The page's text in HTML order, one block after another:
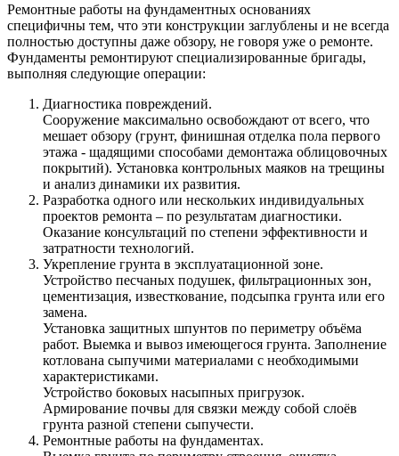
Ремонтные работы на фундаментных основаниях
специфичны тем, что эти конструкции заглублены и не всегда
полностью доступны даже обзору, не говоря уже о ремонте.
Фундаменты ремонтируют специализированные бригады,
выполняя следующие операции:
Диагностика повреждений.
Сооружение максимально освобождают от всего, что
мешает обзору (грунт, финишная отделка пола первого
этажа - щадящими способами демонтажа облицовочных
покрытий). Установка контрольных маяков на трещины
и анализ динамики их развития.
Разработка одного или нескольких индивидуальных
проектов ремонта – по результатам диагностики.
Оказание консультаций по степени эффективности и
затратности технологий.
Укрепление грунта в эксплуатационной зоне.
Устройство песчаных подушек, фильтрационных зон,
цементизация, известкование, подсыпка грунта или его
замена.
Установка защитных шпунтов по периметру объёма
работ. Выемка и вывоз имеющегося грунта. Заполнение
котлована сыпучими материалами с необходимыми
характеристиками.
Устройство боковых насыпных пригрузок.
Армирование почвы для связки между собой слоёв
грунта разной степени сыпучести.
Ремонтные работы на фундаментах.